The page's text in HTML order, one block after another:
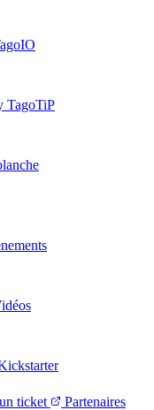
TagoTiP
ticket
Partenaires